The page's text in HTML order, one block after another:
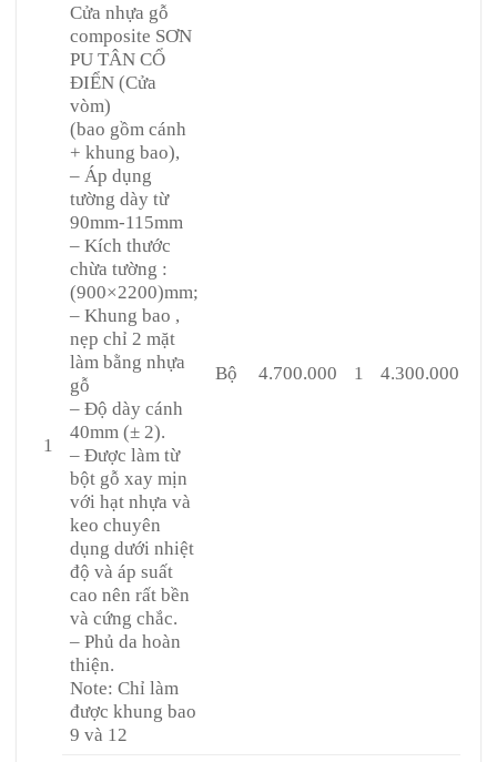
1
Cửa nhựa gỗ
composite SƠN
PU TÂN CỔ
ĐIỂN (Cửa
vòm)
(bao gồm cánh
+ khung bao),
– Áp dụng
tường dày từ
90mm-115mm
– Kích thước
chừa tường :
(900×2200)mm;
– Khung bao ,
nẹp chỉ 2 mặt
làm bằng nhựa
gỗ
– Độ dày cánh
40mm (± 2).
– Được làm từ
bột gỗ xay mịn
với hạt nhựa và
keo chuyên
dụng dưới nhiệt
độ và áp suất
cao nên rất bền
và cứng chắc.
– Phủ da hoàn
thiện.
Note: Chỉ làm
được khung bao
9 và 12
Bộ 4.700.000 1 4.300.000